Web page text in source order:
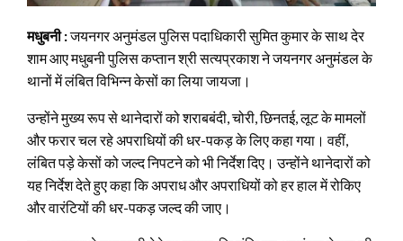
मधुबनी :जयनगर अनुमंडल पुलिस पदाधिकारी सुमित कुमार के साथ देर
शाम आए मधुबनी पुलिस कप्तान श्री सत्यप्रकाश ने जयनगर अनुमंडल के
थानों में लंबित विभिन्न केसों का लिया जायजा।
उन्होंने मुख्य रूप से थानेदारों को शराबबंदी, चोरी, छिनतई, लूट के मामलों
और फरार चल रहे अपराधियों की धर-पकड़ के लिए कहा गया। वहीं,
लंबित पड़े केसों को जल्द निपटने को भी निर्देश दिए। उन्होंने थानेदारों को
यह निर्देश देते हुए कहा कि अपराध और अपराधियों को हर हाल में रोकिए
और वारंटियों की धर-पकड़ जल्द की जाए।